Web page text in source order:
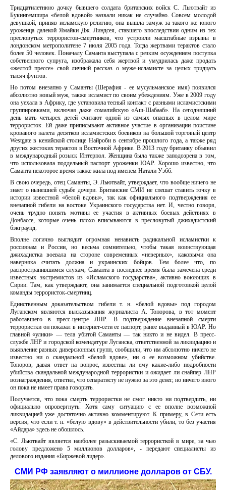
Тридцатилетнюю дочку бывшего солдата британских войск С. Льютвайт из
Букингемшира «белой вдовой» назвали никак не случайно. Совсем молодой
девушкой, приняв исламскую религию, она вышла замуж за такого же юного
уроженца далекой Ямайки Дж. Линдсея, ставшего впоследствии одним из тех
пресловутых террористов-смертников, что устроили масштабные взрывы в
лондонском метрополитене 7 июля 2005 года. Тогда жертвами терактов стало
более 50 человек. Поначалу Саманта выступала с резким осуждением поступка
собственного супруга, изображала себя жертвой и умудрилась даже продать
«желтой прессе» свой личный рассказ о муже-исламисте за целых тридцать
тысяч фунтов.
Но потом внезапно у Саманты (Шерафия - ее мусульманское имя) появился
абсолютно новый муж, также исламист по своим убеждениям. Уже в 2009 году
она уехала в Африку, где установила тесный контакт с разными исламистскими
группировками, включая даже сомалийскую «Аш-Шабааб». На сегодняшний
день мать четырех детей считают одной из самых опасных в целом мире
террористок. Ей даже приписывают активное участие в организации поистине
кровавого налета десятков исламистских боевиков на большой торговый центр
Westgate в кенийской столице Найроби в сентябре прошлого года, а также ряд
других жестоких терактов в Восточной Африке. В 2013 году британку объявил
в международный розыск Интерпол. Женщина была также заподозрена в том,
что использовала поддельный паспорт уроженки ЮАР. Хорошо известно, что
Саманта некоторое время также жила под именем Натали Уэбб.
В свою очередь, отец Саманты, Э. Льютвайт, утверждает, что вообще ничего не
знает о нынешней судьбе дочери. Британские СМИ не спешат ставить точку в
истории известной «белой вдовы», так как официального подтверждения ее
внезапной гибели на востоке Украинского государства нет. И, честно говоря,
очень трудно понять мотивы ее участия в активных боевых действиях в
Донбассе, которые очень плохо вписываются в пресловутый джихадистский
бэкграунд.
Вполне логично выглядит огромная ненависть радикальной исламистки к
россиянам и России, но весьма сомнительно, чтобы такая воинствующая
джихадистка воевала на стороне современных «неверных», каковыми она
наверняка считать должна и украинских бойцов. Тем более что, по
распространившимся слухам, Саманта в последнее время была замечена среди
известных экстремистов из «Исламского государства», активно воюющих в
Сирии. Там, как утверждают, она занимается специальной подготовкой целой
команды террористок-смертниц.
Единственным доказательством гибели т. н. «белой вдовы» под городом
Луганском являются высказывания журналиста А. Топорова, в тот момент
работавшего в пресс-центре ЛНР. В подтверждение внезапной смерти
террористки он показал в интернет-сети ее паспорт, ранее выданный в ЮАР. Но
главной «улики» — тела убитой Саманты — так никто и не видел. В пресс-
службе ЛНР и городской комендатуре Луганска, ответственной за ликвидацию и
выявление разных диверсионных групп, сообщили, что им абсолютно ничего не
известно ни о скандальной «белой вдове», ни о ее возможном убийстве.
Топоров, давая ответ на вопрос, известны ли ему какие-либо подробности
убийства скандальной международной террористки и ожидает ли снайпер ЛНР
вознаграждения, ответил, что сепаратисту не нужно за это денег, но ничего иного
он пока не имеет права говорить.
Получается, что пока смерть террористки не смог никто ни подтвердить, ни
официально опровергнуть. Хотя саму ситуацию с ее вполне возможной
ликвидацией уже достаточно активно комментируют. К примеру, в Сети есть
версия, что если т. н. «белую вдову» в действительности убили, то без участия
«Айдара» здесь не обошлось.
«С. Льютвайт является наиболее разыскиваемой террористкой в мире, за чью
голову предложено 5 миллионов долларов», - передают специалисты из
делового издания «Биржевой лидер».
СМИ РФ заявляют о миллионе долларов от СБУ.